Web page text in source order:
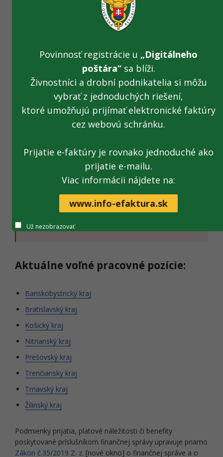
nákupov rôznych druhov vybraných tovarov a
služieb , od automobilov a elektroniky až po
potreby pre domácnosť a drogériu.
ŽIADOSŤ O ZARADENIE DO VÝBEROVÉHO KONANIA
Žiadosť musí vyplniť každý uchádzač, ktorý má
zverejnené pozície.
Žiadosti o zaradenie do VK
Poskytnutie informácie o spracúvaní osobných
[.pdf; 133 kB; nové okno]
Aktuálne voľné pracovné pozície:
Banskobystrický kraj
Bratislavský kraj
Košický kraj
Nitrianský kraj
Prešovský kraj
Trenčiansky kraj
Trnavský kraj
Žilinský kraj
Podmienky prijatia, platové náležitosti či benefity
poskytované príslušníkom finančnej správy upravuje priamo
Zákon č.35/2019 Z. z. [nové okno] o finančnej správe a o
Povinnosť registrácie u „Digitálneho
poštára“sa blíži.
Živnostníci a drobní podnikatelia si môžu
vybrať z jednoduchých riešení,
ktoré umožňujú prijímať elektronické faktúry
cez webovú schránku.
Prijatie e-faktúry je rovnako jednoduché ako
prijatie e-mailu.
Viac informácii nájdete na:
www.info-efaktura.sk
Už nezobrazovať